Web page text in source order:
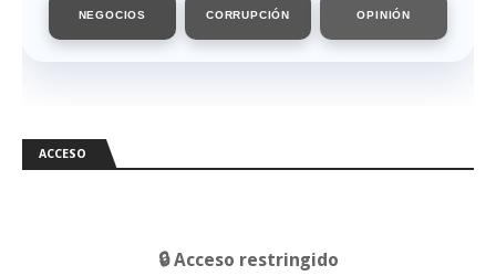
NEGOCIOS CORRUPCIÓN OPINIÓN
ACCESO
🔒 Acceso restringido